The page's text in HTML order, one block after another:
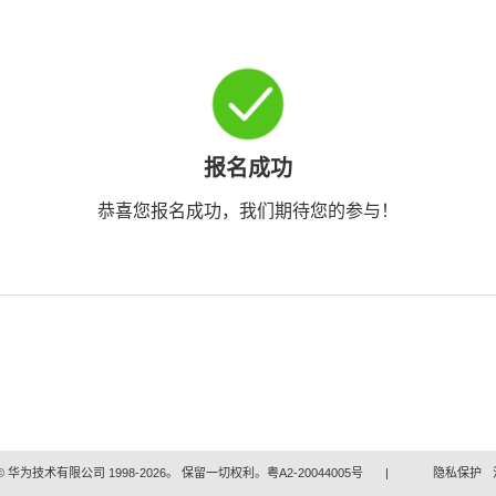
报名成功
恭喜您报名成功，我们期待您的参与！
华为技术有限公司 1998-2026。 保留一切权利。粤A2-20044005号 | 隐私保护